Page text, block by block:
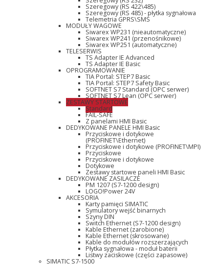
Szeregowy (RS 422\485)
Szeregowy (RS 485) - płytka sygnałowa
Telemetria GPRS\SMS
MODUŁY WAGOWE
Siwarex WP231 (nieautomatyczne)
Siwarex WP241 (przenośnikowe)
Siwarex WP251 (automatyczne)
TELESERWIS
TS Adapter IE Advanced
TS Adapter IE Basic
OPROGRAMOWANIE
TIA Portal: STEP7 Basic
TIA Portal: STEP7 Safety Basic
SOFTNET S7 Standard (OPC serwer)
SOFTNET S7 Lean (OPC serwer)
ZESTAWY STARTOWE
Standard
FAIL-SAFE
Z panelami HMI Basic
DEDYKOWANE PANELE HMI Basic
Przyciskowe i dotykowe
(PROFINET\Ethernet)
Przyciskowe i dotykowe (PROFINET\MPI)
Przyciskowe
Przyciskowe i dotykowe
Dotykowe
Zestawy startowe paneli HMI Basic
DEDYKOWANE ZASILACZE
PM 1207 (S7-1200 design)
LOGO!Power 24V
AKCESORIA
Karty pamięci SIMATIC
Symulatory wejść binarnych
Szyny DIN
Switch Ethernet (S7-1200 design)
Kable Ethernet (zarobione)
Kable Ethernet (skrosowane)
Kable do modułów rozszerzających
Płytka sygnałowa - moduł baterii
Listwy zaciskowe (części zapasowe)
SIMATIC S7-1500